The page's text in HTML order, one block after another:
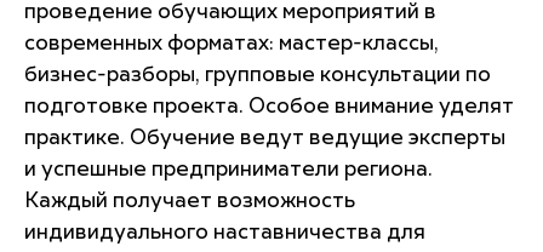
проведение обучающих мероприятий в
современных форматах: мастер-классы,
бизнес-разборы, групповые консультации по
подготовке проекта. Особое внимание уделят
практике. Обучение ведут ведущие эксперты
и успешные предприниматели региона.
Каждый получает возможность
индивидуального наставничества для